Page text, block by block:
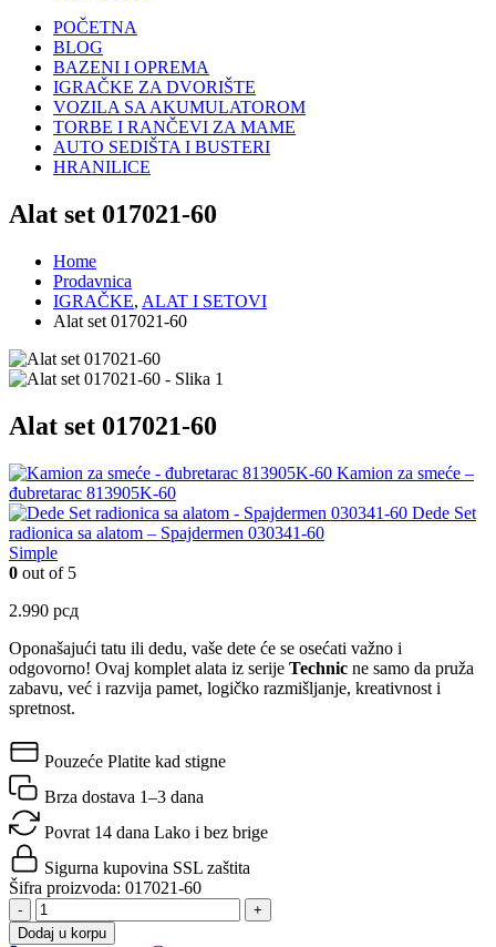
POČETNA
BLOG
BAZENI I OPREMA
IGRAČKE ZA DVORIŠTE
VOZILA SA AKUMULATOROM
TORBE I RANČEVI ZA MAME
AUTO SEDIŠTA I BUSTERI
HRANILICE
Alat set 017021-60
Home
Prodavnica
IGRAČKE, ALAT I SETOVI
Alat set 017021-60
Alat set 017021-60
Kamion za smeće –
đubretarac 813905K-60
Dede Set
radionica sa alatom – Spajdermen 030341-60
Simple
0 out of 5
2.990 рсд
Oponašajući tatu ili dedu, vaše dete će se osećati važno i
odgovorno! Ovaj komplet alata iz serije Technic ne samo da pruža
zabavu, već i razvija pamet, logičko razmišljanje, kreativnost i
spretnost.
Pouzeće Platite kad stigne
Brza dostava 1–3 dana
Povrat 14 dana Lako i bez brige
Sigurna kupovina SSL zaštita
Šifra proizvoda: 017021-60
-
+
Dodaj u korpu